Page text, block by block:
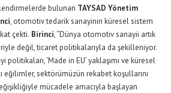
bulunan TAYSAD Yönetim
, otomotiv tedarik sanayinin küresel sistem
çekti. Birinci, “Dünya otomotiv sanayii artık
değil, ticaret politikalarıyla da şekilleniyor.
politikaları, ‘Made in EU’ yaklaşımı ve küresel
sektörümüzün rekabet koşullarını
mücadele amacıyla başlayan